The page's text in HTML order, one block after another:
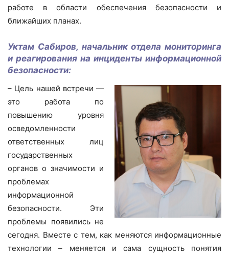
работе в области обеспечения безопасности и
ближайших планах.
Уктам Сабиров, начальник отдела мониторинга
и реагирования на инциденты информационной
безопасности:
– Цель нашей встречи —
это работа по
повышению уровня
осведомленности
ответственных лиц
государственных
органов о значимости и
проблемах
информационной
безопасности. Эти
проблемы появились не
сегодня. Вместе с тем, как меняются информационные
технологии – меняется и сама сущность понятия